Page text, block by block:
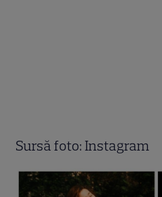
Sursă foto: Instagram